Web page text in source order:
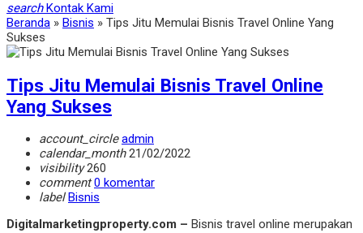
search Kontak Kami
Beranda » Bisnis » Tips Jitu Memulai Bisnis Travel Online Yang
Sukses
Tips Jitu Memulai Bisnis Travel Online
Yang Sukses
account_circle admin
calendar_month21/02/2022
visibility260
comment 0 komentar
label Bisnis
Digitalmarketingproperty.com – Bisnis travel online merupakan